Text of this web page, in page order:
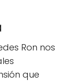
Ron nos
que